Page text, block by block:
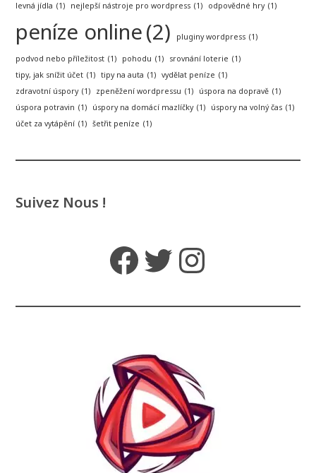
levná jídla (1) nejlepší nástroje pro wordpress (1) odpovědné hry (1)
peníze online(2) pluginy wordpress (1)
podvod nebo příležitost (1) pohodu (1) srovnání loterie (1)
tipy, jak snížit účet (1) tipy na auta (1) vydělat peníze (1)
zdravotní úspory (1) zpeněžení wordpressu (1) úspora na dopravě (1)
úspora potravin (1) úspory na domácí mazlíčky (1) úspory na volný čas (1)
účet za vytápění (1) šetřit peníze (1)
Suivez Nous !